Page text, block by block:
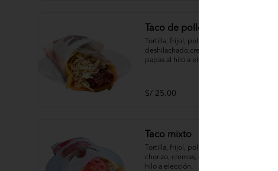
Taco de pollo
Tortilla, frijol, pollo
deshilachado,cremas, ensaladas,
papas al hilo a elección.
S/ 25.00
Taco mixto
Tortilla, frijol, pollo deshilachado,
chorizo, cremas, ensaladas, papas al
hilo a elección.